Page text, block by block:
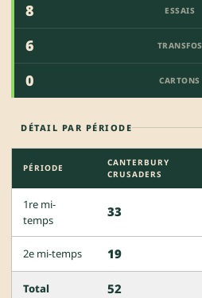
8 ESSAIS
6
TRANSFOS
0
CARTONS
DÉTAIL PAR PÉRIODE
PÉRIODE
CANTERBURY
CRUSADERS
1re mi-
temps
33
2e mi-temps 19
Total 52